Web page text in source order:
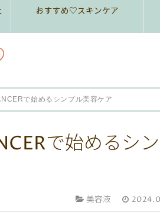
おすすめ♡スキンケア
で始めるシンプル美容ケア
で始めるシン
美容液